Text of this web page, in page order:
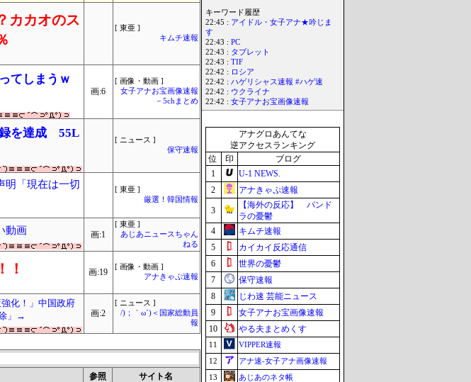
カカオのス
[ 東亜 ]
キムチ速報
てしまうｗ
画:6
[ 画像・動画 ]
女子アナお宝画像速報
－5chまとめ
録を達成 55L
[ ニュース ]
保守速報
明「現在は一切
[ 東亜 ]
厳選！韓国情報
動画 画:1
[ 東亜 ]
あじあニュースちゃん
ねる
！ 画:19
[ 画像・動画 ]
アナきゃぷ速報
化！」中国政府
」→
画:2
[ ニュース ]
/)；｀ω´)＜国家総動員
報
参照 サイト名
キーワード履歴
22:45 : アイドル・女子アナ★吟じま
す
22:43 : PC
22:43 : タブレット
22:43 : TIF
22:42 : ロシア
22:42 : ハゲリシャス速報 #ハゲ速
22:42 : ウクライナ
22:42 : 女子アナお宝画像速報
アナグロあんてな
逆アクセスランキング
位
印
ブログ
1
U-1 NEWS.
2
アナきゃぷ速報
3
【海外の反応】 パンド
ラの憂鬱
4
キムチ速報
5
カイカイ反応通信
6
世界の憂鬱
7
保守速報
8
じわ速 芸能ニュース
9
女子アナお宝画像速報
10
やる夫まとめくす
11
VIPPER速報
12
アナ速‐女子アナ画像速報
13
あじあのネタ帳